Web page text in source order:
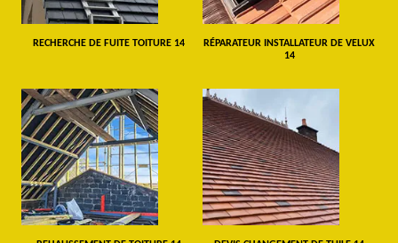
RECHERCHE DE FUITE TOITURE 14
RÉPARATEUR INSTALLATEUR DE VELUX
14